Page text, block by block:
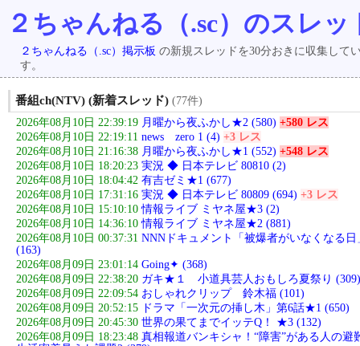
２ちゃんねる（.sc）のスレッ
２ちゃんねる（.sc）掲示板 の新規スレッドを30分おきに収集して
す。
番組ch(NTV) (新着スレッド) (77件)
2026年08月10日 22:39:19 月曜から夜ふかし★2 (580) +580 レス
2026年08月10日 22:19:11 news zero 1 (4) +3 レス
2026年08月10日 21:16:38 月曜から夜ふかし★1 (552) +548 レス
2026年08月10日 18:20:23 実況 ◆ 日本テレビ 80810 (2)
2026年08月10日 18:04:42 有吉ゼミ★1 (677)
2026年08月10日 17:31:16 実況 ◆ 日本テレビ 80809 (694) +3 レス
2026年08月10日 15:10:10 情報ライブ ミヤネ屋★3 (2)
2026年08月10日 14:36:10 情報ライブ ミヤネ屋★2 (881)
2026年08月10日 00:37:31 NNNドキュメント「被爆者がいなくなる日
(163)
2026年08月09日 23:01:14 Going✦ (368)
2026年08月09日 22:38:20 ガキ★１ 小道具芸人おもしろ夏祭り (309)
2026年08月09日 22:09:54 おしゃれクリップ 鈴木福 (101)
2026年08月09日 20:52:15
ドラマ「一次元の挿し木」第6話★1 (650)
2026年08月09日 20:45:30 世界の果てまでイッテQ！ ★3 (132)
2026年08月09日 18:23:48 真相報道バンキシャ！“障害”がある人の避